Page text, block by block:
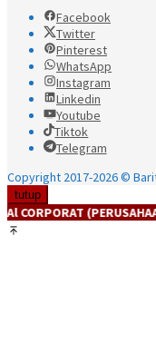
Facebook
Twitter
Pinterest
WhatsApp
Instagram
Linkedin
Youtube
Tiktok
Telegram
Copyright 2017-2026 ©
tutup
┃